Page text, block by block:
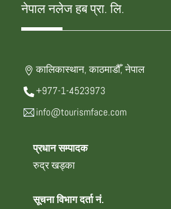
नेपाल नलेज हब प्रा. लि.
कालिकास्थान, काठमाडौँ, नेपाल
+977-1-4523973
info@tourismface.com
प्रधान सम्पादक
रुद्र खड्का
सूचना विभाग दर्ता नं.